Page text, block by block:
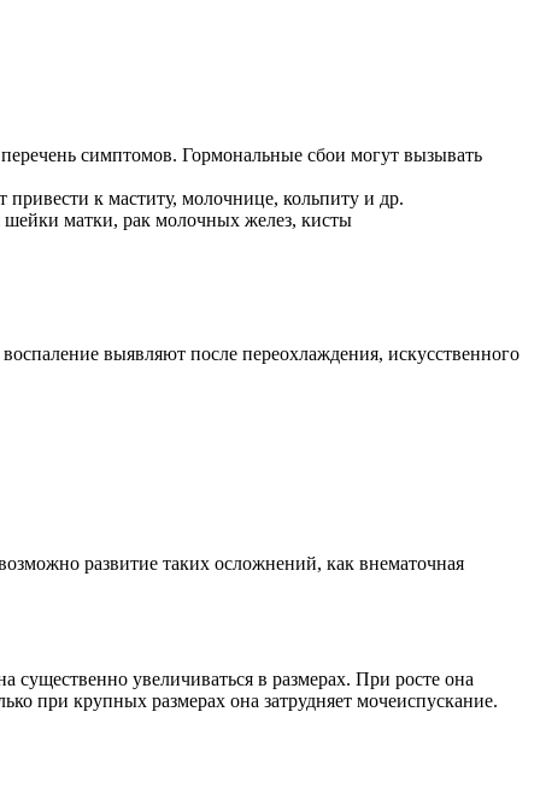
симптомов. Гормональные сбои могут вызывать
к маститу, молочнице, кольпиту и др.
шейки матки, рак молочных желез, кисты
выявляют после переохлаждения, искусственного
развитие таких осложнений, как внематочная
увеличиваться в размерах. При росте она
при крупных размерах она затрудняет мочеиспускание.